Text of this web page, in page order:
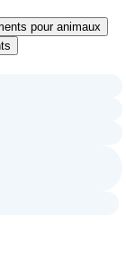
pour animaux